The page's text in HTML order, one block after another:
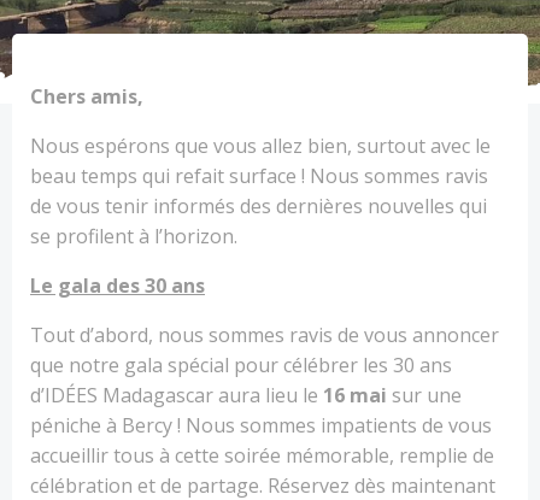
Chers amis,
Nous espérons que vous allez bien, surtout avec le
beau temps qui refait surface ! Nous sommes ravis
de vous tenir informés des dernières nouvelles qui
se profilent à l’horizon.
Le gala des 30 ans
Tout d’abord, nous sommes ravis de vous annoncer
que notre gala spécial pour célébrer les 30 ans
d’IDÉES Madagascar aura lieu le 16 mai sur une
péniche à Bercy ! Nous sommes impatients de vous
accueillir tous à cette soirée mémorable, remplie de
célébration et de partage. Réservez dès maintenant